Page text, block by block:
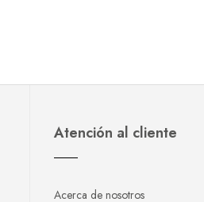
Atención al cliente
Acerca de nosotros